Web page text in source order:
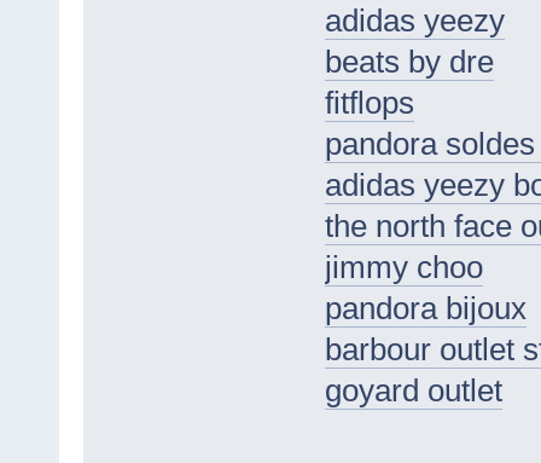
adidas yeezy
beats by dre
fitflops
pandora
adidas yeezy
the north face
jimmy choo
pandora bijoux
barbour outlet
goyard outlet